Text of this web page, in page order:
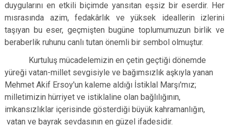
duygularını en etkili biçimde yansıtan eşsiz bir eserdir. Her
mısrasında azim, fedakârlık ve yüksek ideallerin izlerini
taşıyan bu eser, geçmişten bugüne toplumumuzun birlik ve
beraberlik ruhunu canlı tutan önemli bir sembol olmuştur.
Kurtuluş mücadelemizin en çetin geçtiği dönemde
yüreği vatan-millet sevgisiyle ve bağımsızlık aşkıyla yanan
Mehmet Akif Ersoy'un kaleme aldığı İstiklal Marşı'mız;
milletimizin hürriyet ve istiklaline olan bağlılığının,
imkansızlıklar içerisinde gösterdiği büyük kahramanlığın,
vatan ve bayrak sevdasının en güzel ifadesidir.